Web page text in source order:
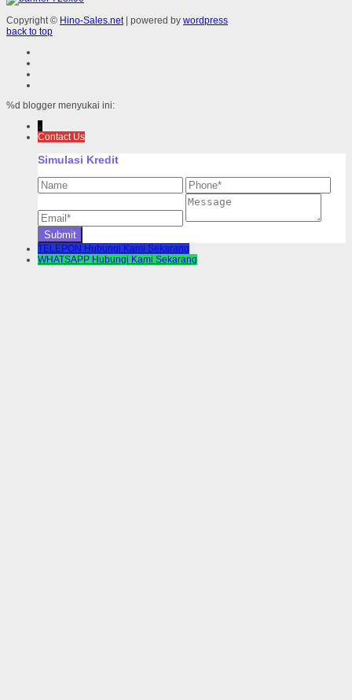
Copyright © Hino-Sales.net| powered by wordpress
back to top
%d blogger menyukai ini:
↓
Contact Us
Simulasi Kredit
TELEPON Hubungi Kami Sekarang
WHATSAPP Hubungi Kami Sekarang